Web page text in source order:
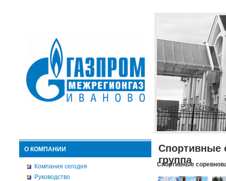
О КОМПАНИИ
Компания сегодня
Руководство
Спортивные
группа
Спортивные